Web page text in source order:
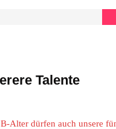
Talente
Alter dürfen auch unsere